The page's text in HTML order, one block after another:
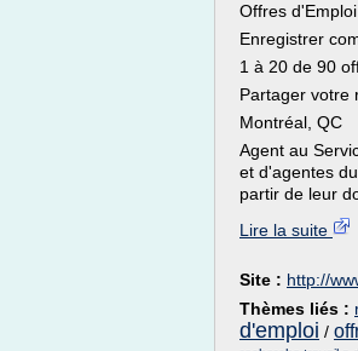
Offres
Enregistrer
1 à 20 de 90
Partager votre
Montréal, QC
Agent au
et d'agentes
partir de leur
Lire la suite
Site : http://
Thèmes liés :
d'emploi /